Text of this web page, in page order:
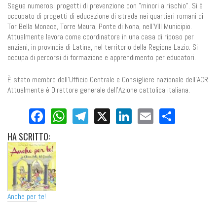
Segue numerosi progetti di prevenzione con "minori a rischio". Si è
occupato di progetti di educazione di strada nei quartieri romani di
Tor Bella Monaca, Torre Maura, Ponte di Nona, nell'VIII Municipio.
Attualmente lavora come coordinatore in una casa di riposo per
anziani, in provincia di Latina, nel territorio della Regione Lazio. Si
occupa di percorsi di formazione e apprendimento per educatori.
È stato membro dell'Ufficio Centrale e Consigliere nazionale dell'ACR.
Attualmente è Direttore generale dell'Azione cattolica italiana.
Facebook
WhatsApp
Telegram
X LinkedIn
Email
HASCRITTO:
Anche per te!